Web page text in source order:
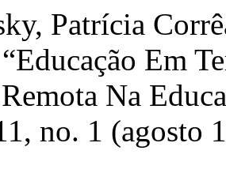
Patrí­cia
Em
Na
no. 1 (agosto